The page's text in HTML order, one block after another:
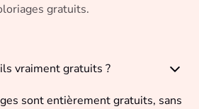
gratuits.
vraiment gratuits ?
sont entièrement gratuits, sans